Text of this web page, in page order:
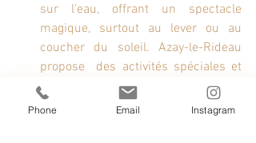
sur l'eau, offrant un spectacle
magique, surtout au lever ou au
coucher du soleil. Azay-le-Rideau
propose  des activités spéciales et
des illuminations pendant toute la
période des fêtes.
Phone Email Instagram